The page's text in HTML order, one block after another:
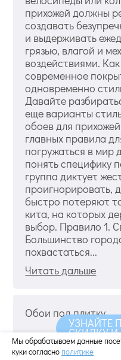
прихожей должны
создавать
и выдерживать
грязью, влагой и
воздействиями.
современное
одновременно
Давайте
еще варианты
обоев для
главных правила
погружаться в мир
понять специфику
группа диктует
проигнорировать,
быстро потеряют
кита, на которых
выбор. Правило 1.
Большинство
похвастаться...
Читать дальше
Обои под плитку
Мы обрабатываем данные
куки согласно политике
УЗНАЙТЕ
СКИДКУ И